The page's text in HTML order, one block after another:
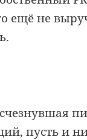
ещё не
пусть и